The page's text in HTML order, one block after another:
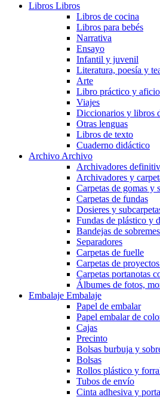
Libros Libros
Libros de cocina
Libros para bebés
Narrativa
Ensayo
Infantil y juvenil
Literatura, poesía y
Arte
Libro práctico y
Viajes
Diccionarios y libros
Otras lenguas
Libros de texto
Cuaderno didáctico
Archivo Archivo
Archivadores
Archivadores y
Carpetas de gomas y
Carpetas de fundas
Dosieres y
Fundas de plástico y
Bandejas de
Separadores
Carpetas de fuelle
Carpetas de
Carpetas portanotas
Álbumes de fotos,
Embalaje Embalaje
Papel de embalar
Papel embalar de
Cajas
Precinto
Bolsas burbuja y
Bolsas
Rollos plástico y
Tubos de envío
Cinta adhesiva y